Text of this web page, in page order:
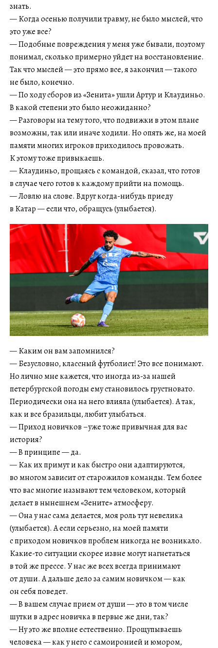
знать.
— Когда осенью получили травму, не было мыслей, что
это уже все?
— Подобные повреждения у меня уже бывали, поэтому
понимал, сколько примерно уйдет на восстановление.
Так что мыслей — это прямо все, я закончил — такого
не было, конечно.
— По ходу сборов из «Зенита» ушли Артур и Клаудиньо.
В какой степени это было неожиданно?
— Разговоры на тему того, что подвижки в этом плане
возможны, так или иначе ходили. Но опять же, на моей
памяти многих игроков приходилось провожать.
К этому тоже привыкаешь.
— Клаудиньо, прощаясь с командой, сказал, что готов
в случае чего готов к каждому прийти на помощь.
— Ловлю на слове. Вдруг когда-нибудь приеду
в Катар — если что, обращусь (улыбается).
— Каким он вам запомнился?
— Безусловно, классный футболист! Это все понимают.
Но лично мне кажется, что иногда из-за нашей
петербургской погоды ему становилось грустновато.
Периодически она на него влияла (улыбается). А так,
как и все бразильцы, любит улыбаться.
— Приход новичков –уже тоже привычная для вас
история?
— В принципе — да.
— Как их примут и как быстро они адаптируются,
во многом зависит от старожилов команды. Тем более
что вас многие называют тем человеком, который
делает в нынешнем «Зените» атмосферу.
— Она у нас сама делается, моя роль тут невелика
(улыбается). А если серьезно, на моей памяти
с приходом новичков проблем никогда не возникало.
Какие-то ситуации скорее извне могут нагнетаться
в той же прессе. У нас же всех всегда принимают
от души. А дальше дело за самим новичком — как
он себя поведет.
— В вашем случае прием от души — это в том числе
шутки в адрес новичка в первые же дни, так?
— Ну это же вполне естественно. Прощупываешь
человека — как у него с самоиронией и юмором,